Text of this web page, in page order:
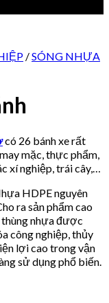
/SÓNG NHỰA
có 26 bánh xe rất
mặc, thực phẩm,
xí nghiệp, trái cây,…
HDPE nguyên
ra sản phẩm cao
thùng nhựa được
công nghiệp, thủy
lợi cao trong vận
sử dụng phổ biến.